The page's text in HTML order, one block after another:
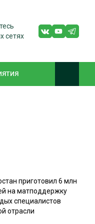
сетях
приготовил 6 млн
на матподдержку
специалистов
отрасли